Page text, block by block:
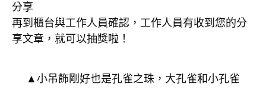
分享
再到櫃台與工作人員確認，工作人員有收到您的分
享文章，就可以抽獎啦！
▲小吊飾剛好也是孔雀之珠，大孔雀和小孔雀